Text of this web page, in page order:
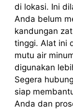
di lokasi. Ini
Anda belum
kandungan
tinggi. Alat ini
mutu air
digunakan
Segera
siap
Anda dan